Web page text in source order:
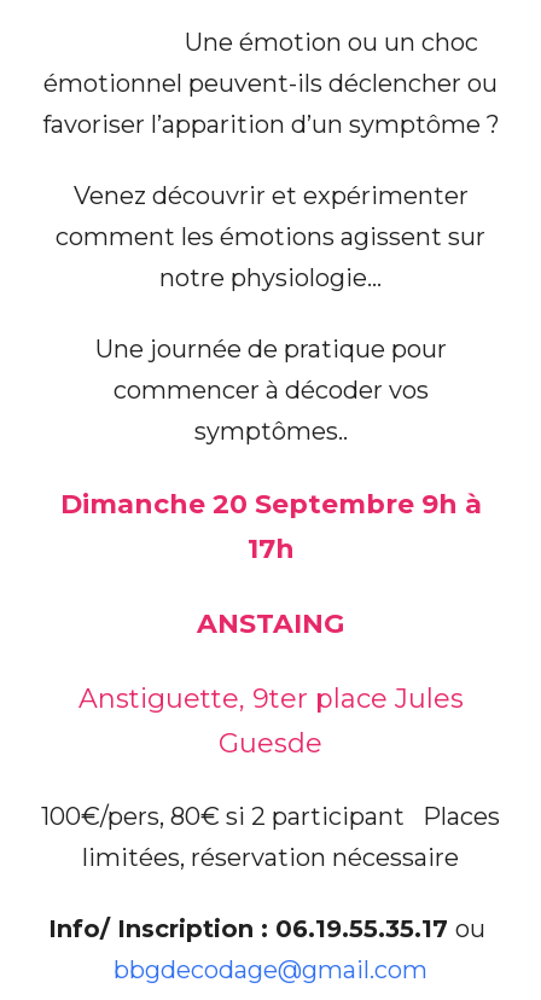
Une émotion ou un choc
émotionnel peuvent-ils déclencher ou
favoriser l’apparition d’un symptôme ?
Venez découvrir et expérimenter
comment les émotions agissent sur
notre physiologie…
Une journée de pratique pour
commencer à décoder vos
symptômes..
Dimanche 20 Septembre 9h à
17h
ANSTAING
Anstiguette, 9ter place Jules
Guesde
100€/pers, 80€ si 2 participant Places
limitées, réservation nécessaire
Info/ Inscription : 06.19.55.35.17 ou
bbgdecodage@gmail.com